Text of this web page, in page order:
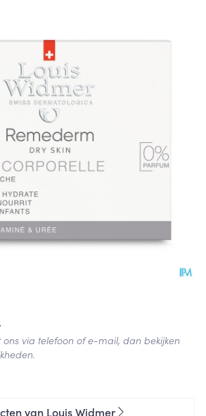
via telefoon of e-mail, dan bekijken
van Louis Widmer